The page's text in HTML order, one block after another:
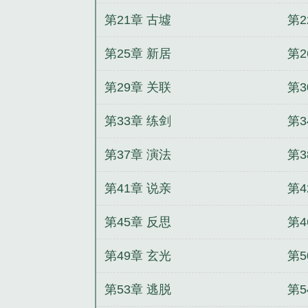
第21章 古墟 第
第25章 新居 第
第29章 关联 第
第33章 练剑 第
第37章 演法 第
第41章 说亲 第
第45章 反思 第
第49章 玄光 第
第53章 逃脱 第